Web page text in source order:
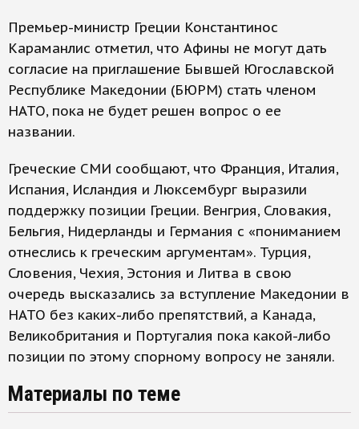
Премьер-министр Греции Константинос
Караманлис отметил, что Афины не могут дать
согласие на приглашение Бывшей Югославской
Республике Македонии (БЮРМ) стать членом
НАТО, пока не будет решен вопрос о ее
названии.
Греческие СМИ сообщают, что Франция, Италия,
Испания, Исландия и Люксембург выразили
поддержку позиции Греции. Венгрия, Словакия,
Бельгия, Нидерланды и Германия с «пониманием
отнеслись к греческим аргументам». Турция,
Словения, Чехия, Эстония и Литва в свою
очередь высказались за вступление Македонии в
НАТО без каких-либо препятствий, а Канада,
Великобритания и Португалия пока какой-либо
позиции по этому спорному вопросу не заняли.
Материалы по теме